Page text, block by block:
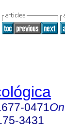
0471
3431